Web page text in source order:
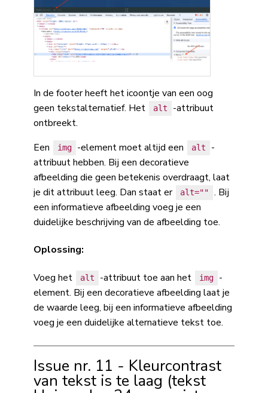
In de footer heeft het icoontje van een oog
geen tekstalternatief. Het
alt
-attribuut
ontbreekt.
Een
img -element moet altijd een alt
-
attribuut hebben. Bij een decoratieve
afbeelding die geen betekenis overdraagt, laat
je dit attribuut leeg. Dan staat er
alt=""
. Bij
een informatieve afbeelding voeg je een
duidelijke beschrijving van de afbeelding toe.
Oplossing:
Voeg het alt -attribuut toe aan het img
-
element. Bij een decoratieve afbeelding laat je
de waarde leeg, bij een informatieve afbeelding
voeg je een duidelijke alternatieve tekst toe.
Issue nr. 11 - Kleurcontrast
van tekst is te laag (tekst